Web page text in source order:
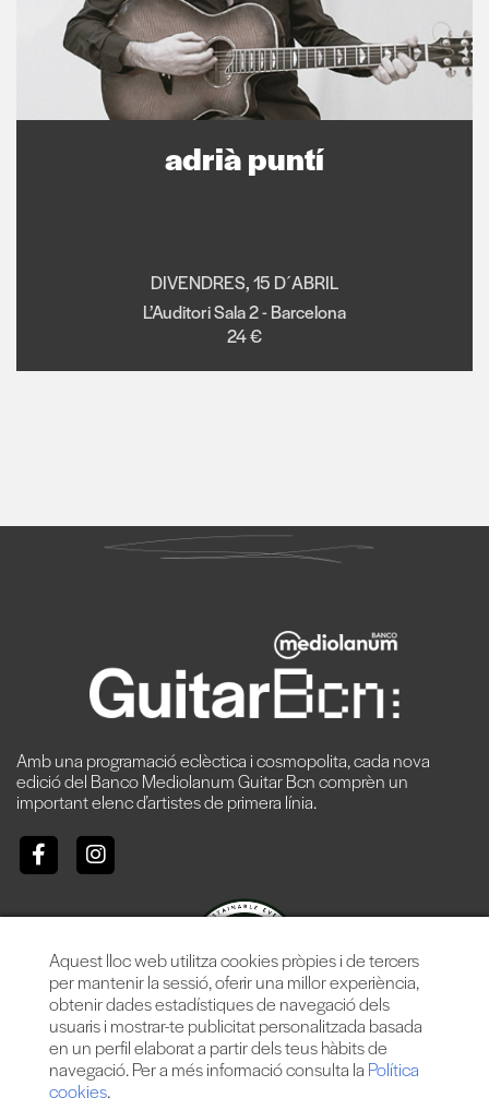
adrià puntí
DIVENDRES, 15 D´ABRIL
L’Auditori Sala 2 - Barcelona
24 €
Amb una programació eclèctica i cosmopolita, cada nova
edició del Banco Mediolanum Guitar Bcn comprèn un
important elenc d’artistes de primera línia.
Aquest lloc web utilitza cookies pròpies i de tercers
per mantenir la sessió, oferir una millor experiència,
obtenir dades estadístiques de navegació dels
usuaris i mostrar-te publicitat personalitzada basada
en un perfil elaborat a partir dels teus hàbits de
navegació. Per a més informació consulta la Política
cookies.